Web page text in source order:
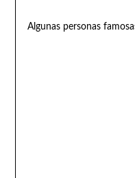
Algunas personas